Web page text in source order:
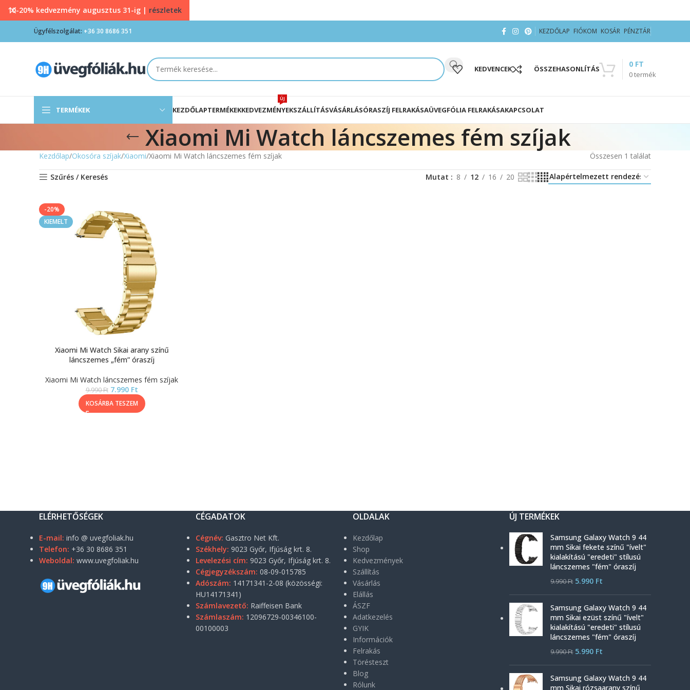
Ügyfélszolgálat: +36 30 8686 351 KEZDŐLAP FIÓKOM KOSÁR PÉNZTÁR
KEDVENCEK ÖSSZEHASONLÍTÁS
0termék
0 FT
TERMÉKEK KEZDŐLAPTERMÉKEKKEDVEZMÉNYEK
ÚJ
SZÁLLÍTÁSVÁSÁRLÁSÓRASZÍJ FELRAKÁSAÜVEGFÓLIA FELRAKÁSAKAPCSOLAT
Xiaomi Mi Watch láncszemes fém szíjak
Kezdőlap Okosóra szíjak Xiaomi Xiaomi Mi Watch láncszemes fém szíjak Összesen 1 találat
Szűrés / Keresés Mutat 8 12 16 20
-20%
KIEMELT
Xiaomi Mi Watch Sikai arany színű
láncszemes „fém” óraszíj
Xiaomi Mi Watch láncszemes fém szíjak
9.990Ft 7.990 Ft
KOSÁRBA TESZEM
ELÉRHETŐSÉGEK
E-mail: info @ uvegfoliak.hu
Telefon: +36 30 8686 351
Weboldal: www.uvegfoliak.hu
CÉGADATOK
Cégnév: Gasztro Net Kft.
Székhely: 9023 Győr, Ifjúság krt. 8.
Levelezési cím: 9023 Győr, Ifjúság krt. 8.
Cégjegyzékszám: 08-09-015785
Adószám: 14171341-2-08 (közösségi:
HU14171341)
Számlavezető: Raiffeisen Bank
Számlaszám: 12096729-00346100-
00100003
OLDALAK
Kezdőlap
Shop
Kedvezmények
Szállítás
Vásárlás
Elállás
ÁSZF
Adatkezelés
GYIK
Információk
Felrakás
Törésteszt
Blog
Rólunk
ÚJ TERMÉKEK
Samsung Galaxy Watch 9 44
mm Sikai fekete színű "ívelt"
kialakítású "eredeti" stílusú
láncszemes "fém" óraszíj
9.990Ft 5.990 Ft
Samsung Galaxy Watch 9 44
mm Sikai ezüst színű "ívelt"
kialakítású "eredeti" stílusú
láncszemes "fém" óraszíj
9.990Ft 5.990 Ft
Samsung Galaxy Watch 9 44
mm Sikai rózsaarany színű
10-20% kedvezmény augusztus 31-ig | részletek